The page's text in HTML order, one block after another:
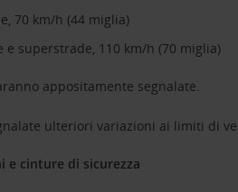
70 km/h (44 miglia)
e superstrade, 110 km/h (70 miglia)
appositamente segnalate.
ulteriori variazioni ai limiti di
e cinture di sicurezza